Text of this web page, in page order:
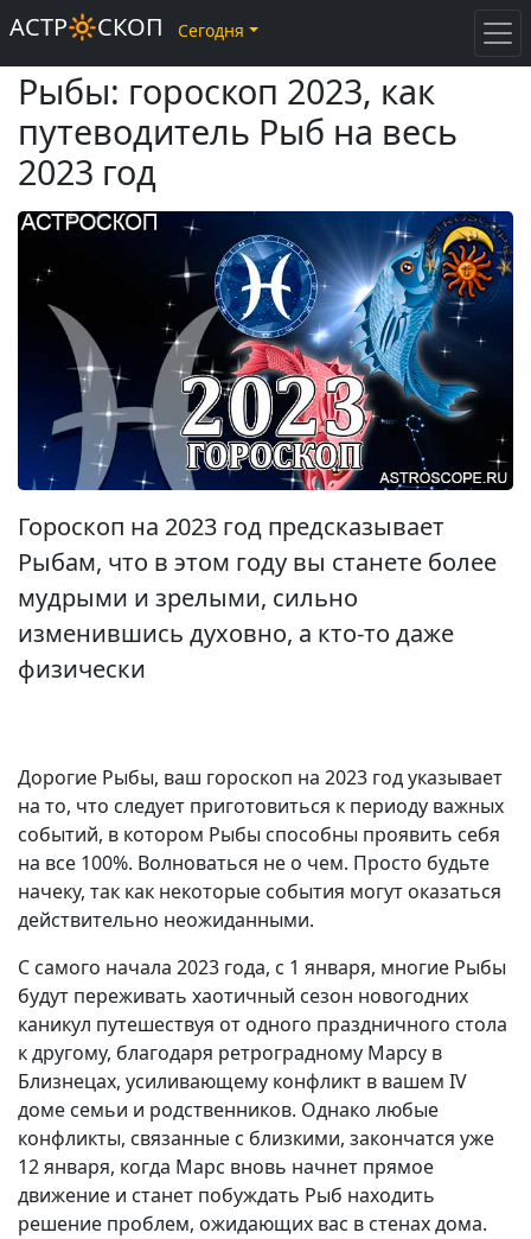
Рыбы: гороскоп 2023, как
путеводитель Рыб на весь
2023 год
Гороскоп на 2023 год предсказывает
Рыбам, что в этом году вы станете более
мудрыми и зрелыми, сильно
изменившись духовно, а кто-то даже
физически
Дорогие Рыбы, ваш гороскоп на 2023 год указывает
на то, что следует приготовиться к периоду важных
событий, в котором Рыбы способны проявить себя
на все 100%. Волноваться не о чем. Просто будьте
начеку, так как некоторые события могут оказаться
действительно неожиданными.
С самого начала 2023 года, с 1 января, многие Рыбы
будут переживать хаотичный сезон новогодних
каникул путешествуя от одного праздничного стола
к другому, благодаря ретроградному Марсу в
Близнецах, усиливающему конфликт в вашем IV
доме семьи и родственников. Однако любые
конфликты, связанные с близкими, закончатся уже
12 января, когда Марс вновь начнет прямое
движение и станет побуждать Рыб находить
решение проблем, ожидающих вас в стенах дома.
АСТР🔆СКОП Сегодня